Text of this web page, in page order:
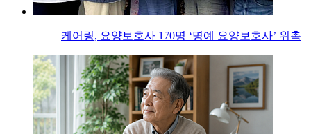
케어링, 요양보호사 170명 ‘명예 요양보호사’ 위촉